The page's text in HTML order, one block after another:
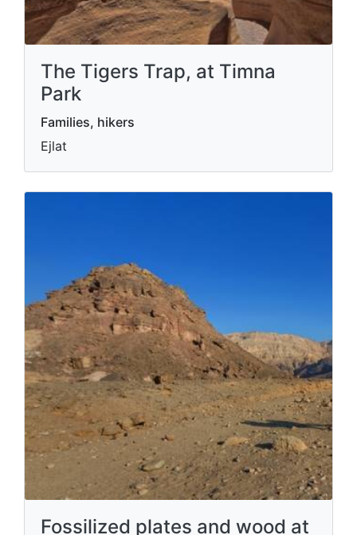
The Tigers Trap, at Timna
Park
Families, hikers
Ejlat
Fossilized plates and wood at